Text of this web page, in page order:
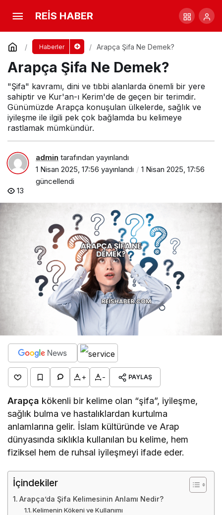
REİS HABER
Haberler Arapça Şifa Ne Demek?
Arapça Şifa Ne Demek?
"Şifa" kavramı, dini ve tıbbi alanlarda önemli bir yere
sahiptir ve Kur'an-ı Kerim'de de geçen bir terimdir.
Günümüzde Arapça konuşulan ülkelerde, sağlık ve
iyileşme ile ilgili pek çok bağlamda bu kelimeye
rastlamak mümkündür.
admin tarafından yayınlandı
1 Nisan 2025, 17:56 yayınlandı
1 Nisan 2025, 17:56
güncellendi
13
+ - PAYLAŞ
Arapça kökenli bir kelime olan “şifa”, iyileşme,
sağlık bulma ve hastalıklardan kurtulma
anlamlarına gelir. İslam kültüründe ve Arap
dünyasında sıklıkla kullanılan bu kelime, hem
fiziksel hem de ruhsal iyileşmeyi ifade eder.
İçindekiler
Arapça’da Şifa Kelimesinin Anlamı Nedir?
Kelimenin Kökeni ve Kullanımı
İrini Ne Demek? Paylaş